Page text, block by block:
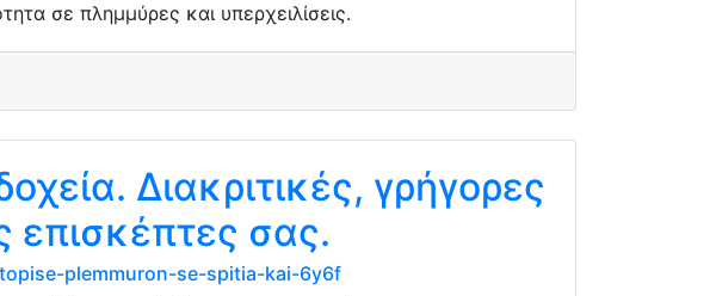
σε πλημμύρες και υπερχειλίσεις.
Διακριτικές, γρήγορες
επισκέπτες σας.
plemmuron-se-spitia-kai-6y6f